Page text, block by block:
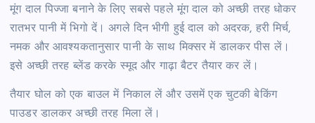
मूंग दाल पिज्जा बनाने के लिए सबसे पहले मूंग दाल को अच्छी तरह धोकर
रातभर पानी में भिगो दें। अगले दिन भीगी हुई दाल को अदरक, हरी मिर्च,
नमक और आवश्यकतानुसार पानी के साथ मिक्सर में डालकर पीस लें।
इसे अच्छी तरह ब्लेंड करके स्मूद और गाढ़ा बैटर तैयार कर लें।
तैयार घोल को एक बाउल में निकाल लें और उसमें एक चुटकी बेकिंग
पाउडर डालकर अच्छी तरह मिला लें।